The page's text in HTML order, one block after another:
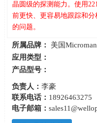
晶圆级的探测能力。使用
前更快、更容易地跟踪和
的问题。
所属品牌：
美国
应用类型：
产品型号：
负责人：李豪
联系电话： 18926463275
电子邮箱：